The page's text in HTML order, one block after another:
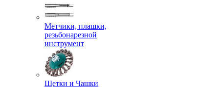
Метчики, плашки,
резьбонарезной
инструмент
Щетки и Чашки